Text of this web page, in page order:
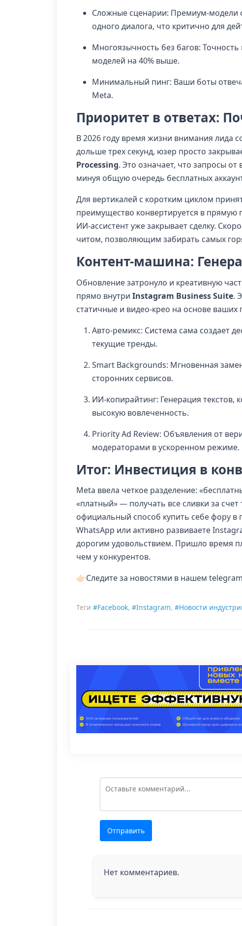
Сложные сценарии: Премиум-модели
одного диалога, что критично для
Многоязычность без багов:
моделей на 40% выше.
Минимальный пинг: Ваши боты
Meta.
Приоритет в ответах:
В 2026 году время жизни внимания лида
дольше трех секунд, юзер просто
Processing. Это означает, что запросы
минуя общую очередь бесплатных
Для вертикалей с коротким циклом
преимущество конвертируется в прямую
ИИ-ассистент уже закрывает сделку.
читом, позволяющим забирать самых
Контент-машина:
Обновление затронуло и креативную
прямо внутри Instagram Business Suite.
статичные и видео-крео на основе
Авто-ремикс: Система сама создает
текущие тренды.
Smart Backgrounds: Мгновенная
сторонних сервисов.
ИИ-копирайтинг: Генерация текстов,
высокую вовлеченность.
Priority Ad Review: Объявления от
модераторами в ускоренном режиме.
Итог: Инвестиция в
Meta ввела четкое разделение:
«платный» — получать все сливки за
официальный способ купить себе фору в
WhatsApp или активно развиваете
дорогим удовольствием. Пришло время
чем у конкурентов.
👉🏻Следите за новостями в нашем
Теги #Facebook, #Instagram, #Новости
Отправить
Нет комментариев.